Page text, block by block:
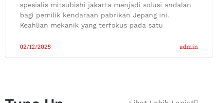
spesialis mitsubishi jakarta menjadi solusi andalan
bagi pemilik kendaraan pabrikan Jepang ini.
Keahlian mekanik yang terfokus pada satu
admin
02/12/2025